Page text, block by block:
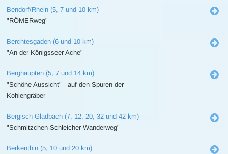
Bendorf/Rhein (5, 7 und 10 km)
"RÖMERweg"
Berchtesgaden (6 und 10 km)
"An der Königsseer Ache"
Berghaupten (5, 7 und 14 km)
"Schöne Aussicht" - auf den Spuren der
Kohlengräber
Bergisch Gladbach (7, 12, 20, 32 und 42 km)
"Schmitzchen-Schleicher-Wanderweg"
Berkenthin (5, 10 und 20 km)